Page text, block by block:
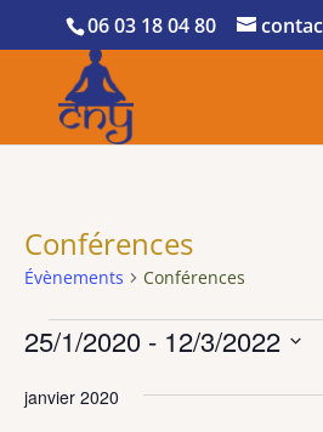
06 03 18 04 80
Conférences
Évènements Conférences
Évènements
25/1/2020 - 12/3/2022
une
janvier 2020